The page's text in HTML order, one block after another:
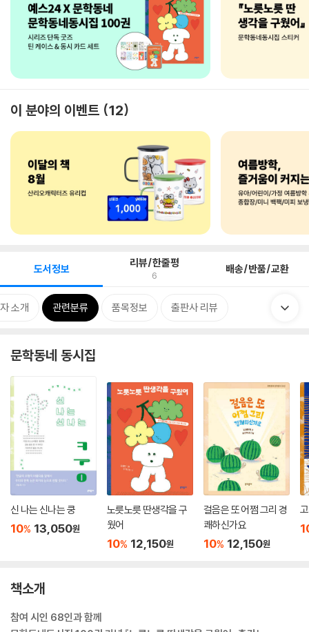
이 분야의 이벤트 12
도서정보 리뷰/한줄평
6 배송/반품/교환
소개 관련분류 품목정보 출판사 리뷰
문학동네 동시집
신 나는 신나는 쿵
10% 13,050원
노릇노릇 딴생각을 구
웠어
10% 12,150원
걸음은 또 어쩜 그리 경
쾌하신가요
10% 12,150원
책소개
참여 시인 68인과 함께